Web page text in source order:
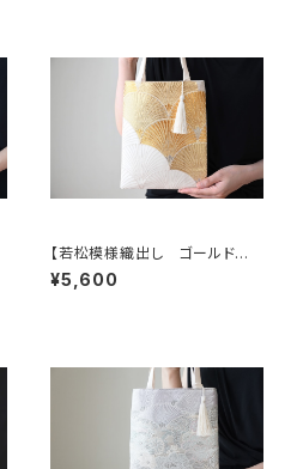
【若松模様織出し ゴールド
シルク帯リメイク ミニサブバック
フォーマルバック】日常使い、結
¥5,600